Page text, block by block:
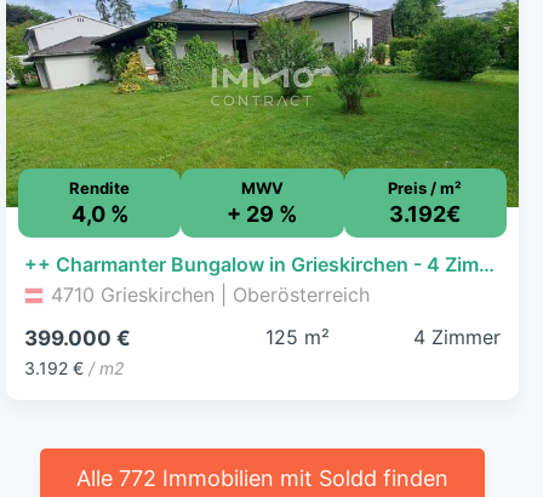
Rendite
4,0 %
MWV
+ 29 %
Preis / m²
3.192€
++ Charmanter Bungalow in Grieskirchen - 4 Zimmer, Terrasse, Garage, 125m² Wohnfläche ++
4710 Grieskirchen | Oberösterreich
399.000 €
3.192 € / m2
125 m² 4 Zimmer
Alle 772 Immobilien mit Soldd finden